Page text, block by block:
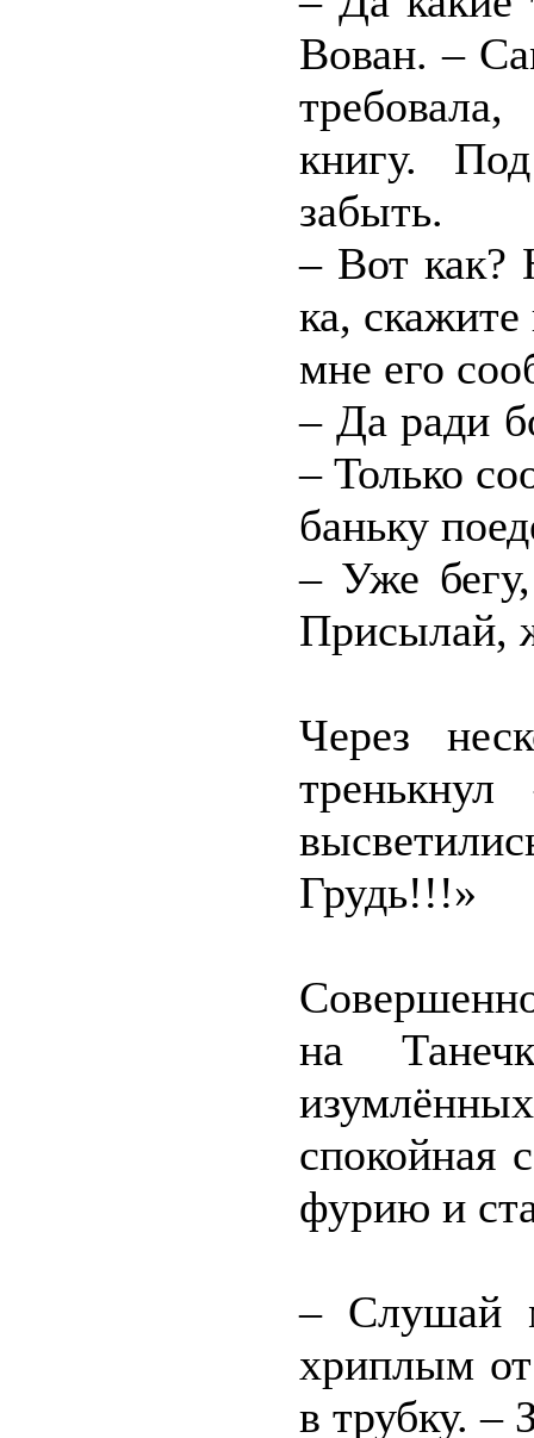
Вован. –
книгу.
забыть.
– Вот как?
ка,
мне его
– Да ради
– Только
баньку
– Уже
Присылай,
Через
Грудь!!!»
на
спокойная
фурию и
– Слушай
хриплым
в трубку. –